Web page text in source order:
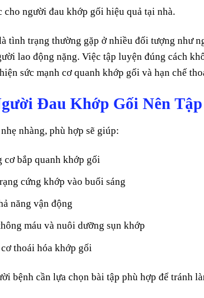
cho người đau khớp gối hiệu quả tại nhà.
tình trạng thường gặp ở nhiều đối tượng như
lao động nặng. Việc tập luyện đúng cách
sức mạnh cơ quanh khớp gối và hạn chế
Đau Khớp Gối Nên Tập
nhàng, phù hợp sẽ giúp:
cơ bắp quanh khớp gối
cứng khớp vào buổi sáng
năng vận động
máu và nuôi dưỡng sụn khớp
thoái hóa khớp gối
bệnh cần lựa chọn bài tập phù hợp để tránh